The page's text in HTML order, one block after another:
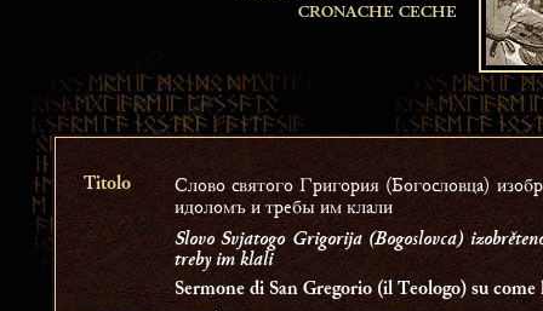
CRONACHE CECHE
Titolo Слово святого Григория (Богословца) изобр
идоломъ и требы им клали
Slovo Svjatogo Grigorija (Bogoslovca)
treby im klali
Sermone di San Gregorio (il Teologo) su